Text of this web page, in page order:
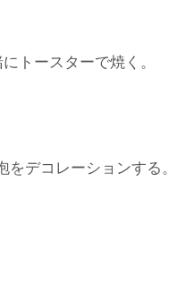
トースターで焼く。
デコレーションする。